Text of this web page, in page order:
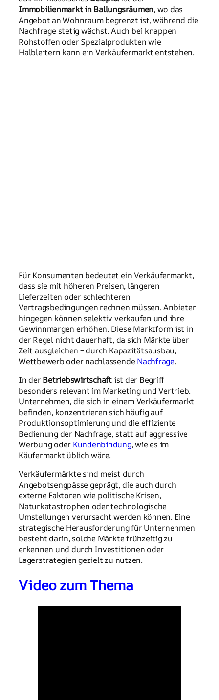
Immobilienmarkt in Ballungsräumen, wo das
Angebot an Wohnraum begrenzt ist, während die
Nachfrage stetig wächst. Auch bei knappen
Rohstoffen oder Spezialprodukten wie
Halbleitern kann ein Verkäufermarkt entstehen.
Für Konsumenten bedeutet ein Verkäufermarkt,
dass sie mit höheren Preisen, längeren
Lieferzeiten oder schlechteren
Vertragsbedingungen rechnen müssen. Anbieter
hingegen können selektiv verkaufen und ihre
Gewinnmargen erhöhen. Diese Marktform ist in
der Regel nicht dauerhaft, da sich Märkte über
Zeit ausgleichen – durch Kapazitätsausbau,
Wettbewerb oder nachlassende Nachfrage.
In derBetriebswirtschaftist der Begriff
besonders relevant im Marketing und Vertrieb.
Unternehmen, die sich in einem Verkäufermarkt
befinden, konzentrieren sich häufig auf
Produktionsoptimierung und die effiziente
Bedienung der Nachfrage, statt auf aggressive
Werbung oder Kundenbindung, wie es im
Käufermarkt üblich wäre.
Verkäufermärkte sind meist durch
Angebotsengpässe geprägt, die auch durch
externe Faktoren wie politische Krisen,
Naturkatastrophen oder technologische
Umstellungen verursacht werden können. Eine
strategische Herausforderung für Unternehmen
besteht darin, solche Märkte frühzeitig zu
erkennen und durch Investitionen oder
Lagerstrategien gezielt zu nutzen.
Video zum Thema